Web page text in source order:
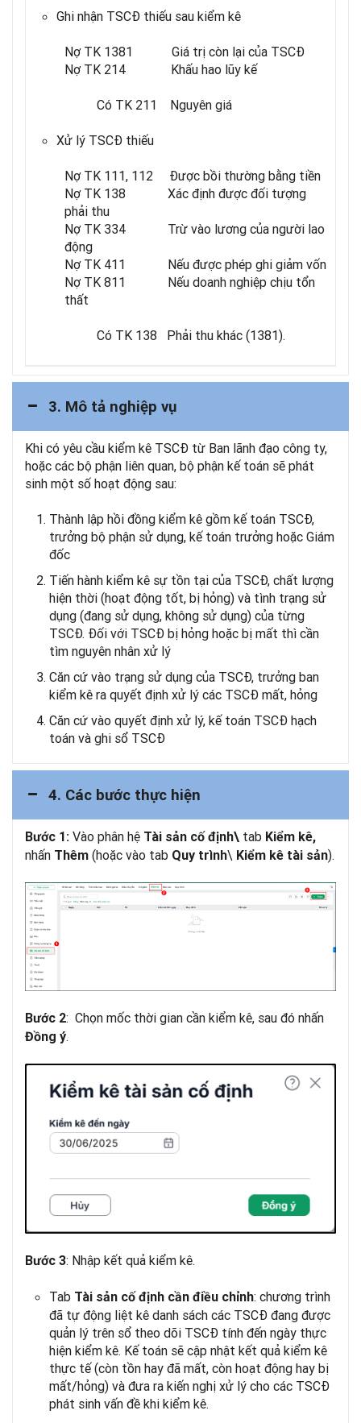
Ghi nhận TSCĐ thiếu sau kiểm kê
Nợ TK 1381 Giá trị còn lại của TSCĐ
Nợ TK 214 Khấu hao lũy kế
Có TK 211 Nguyên giá
Xử lý TSCĐ thiếu
Nợ TK 111, 112 Được bồi thường bằng tiền
Nợ TK 138 Xác định được đối tượng
phải thu
Nợ TK 334 Trừ vào lương của người lao
động
Nợ TK 411 Nếu được phép ghi giảm vốn
Nợ TK 811 Nếu doanh nghiệp chịu tổn
thất
Có TK 138 Phải thu khác (1381).
3. Mô tả nghiệp vụ
Khi có yêu cầu kiểm kê TSCĐ từ Ban lãnh đạo công ty,
hoặc các bộ phận liên quan, bộ phận kế toán sẽ phát
sinh một số hoạt động sau:
Thành lập hồi đồng kiểm kê gồm kế toán TSCĐ,
trưởng bộ phận sử dụng, kế toán trưởng hoặc Giám
đốc
Tiến hành kiểm kê sự tồn tại của TSCĐ, chất lượng
hiện thời (hoạt động tốt, bị hỏng) và tình trạng sử
dụng (đang sử dụng, không sử dụng) của từng
TSCĐ. Đối với TSCĐ bị hỏng hoặc bị mất thì cần
tìm nguyên nhân xử lý
Căn cứ vào trạng sử dụng của TSCĐ, trưởng ban
kiểm kê ra quyết định xử lý các TSCĐ mất, hỏng
Căn cứ vào quyết định xử lý, kế toán TSCĐ hạch
toán và ghi sổ TSCĐ
4. Các bước thực hiện
Bước 1: Vào phân hệ Tài sản cố định\ tab Kiểm kê,
nhấn Thêm (hoặc vào tab Quy trình\ Kiểm kê tài sản).
Bước 2: Chọn mốc thời gian cần kiểm kê, sau đó nhấn
Đồng ý.
Bước 3: Nhập kết quả kiểm kê.
Tab Tài sản cố định cần điều chỉnh: chương trình
đã tự động liệt kê danh sách các TSCĐ đang được
quản lý trên sổ theo dõi TSCĐ tính đến ngày thực
hiện kiểm kê. Kế toán sẽ cập nhật kết quả kiểm kê
thực tế (còn tồn hay đã mất, còn hoạt động hay bị
mất/hỏng) và đưa ra kiến nghị xử lý cho các TSCĐ
phát sinh vấn đề khi kiểm kê.